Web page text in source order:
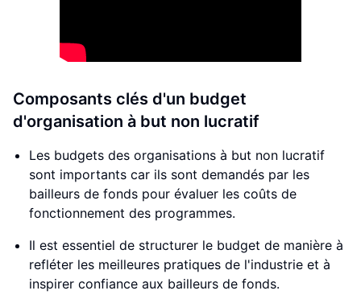
Composants clés d'un budget
d'organisation à but non lucratif
Les budgets des organisations à but non lucratif
sont importants car ils sont demandés par les
bailleurs de fonds pour évaluer les coûts de
fonctionnement des programmes.
Il est essentiel de structurer le budget de manière à
refléter les meilleures pratiques de l'industrie et à
inspirer confiance aux bailleurs de fonds.